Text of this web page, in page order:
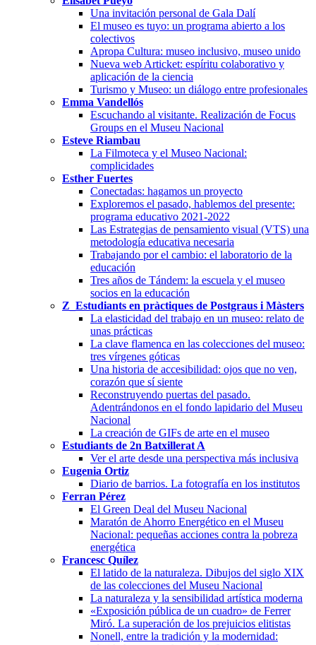
Una invitación personal de Gala Dalí
El museo es tuyo: un programa abierto a los
colectivos
Apropa Cultura: museo inclusivo, museo unido
Nueva web Articket: espíritu colaborativo y
aplicación de la ciencia
Turismo y Museo: un diálogo entre profesionales
Emma Vandellós
Escuchando al visitante. Realización de Focus
Groups en el Museu Nacional
Esteve Riambau
La Filmoteca y el Museo Nacional:
complicidades
Esther Fuertes
Conectadas: hagamos un proyecto
Exploremos el pasado, hablemos del presente:
programa educativo 2021-2022
Las Estrategias de pensamiento visual (VTS) una
metodología educativa necesaria
Trabajando por el cambio: el laboratorio de la
educación
Tres años de Tándem: la escuela y el museo
socios en la educación
Z_Estudiants en pràctiques de Postgraus i Màsters
La elasticidad del trabajo en un museo: relato de
unas prácticas
La clave flamenca en las colecciones del museo:
tres vírgenes góticas
Una historia de accesibilidad: ojos que no ven,
corazón que sí siente
Reconstruyendo puertas del pasado.
Adentrándonos en el fondo lapidario del Museu
Nacional
La creación de GIFs de arte en el museo
Estudiants de 2n Batxillerat A
Ver el arte desde una perspectiva más inclusiva
Eugenia Ortiz
Diario de barrios. La fotografía en los institutos
Ferran Pérez
El Green Deal del Museu Nacional
Maratón de Ahorro Energético en el Museu
Nacional: pequeñas acciones contra la pobreza
energética
Francesc Quílez
El latido de la naturaleza. Dibujos del siglo XIX
de las colecciones del Museu Nacional
La naturaleza y la sensibilidad artística moderna
«Exposición pública de un cuadro» de Ferrer
Miró. La superación de los prejuicios elitistas
Nonell, entre la tradición y la modernidad: